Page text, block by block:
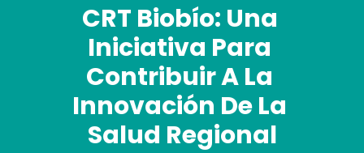
CRT Biobío: Una
Iniciativa Para
Contribuir A La
Innovación De La
Salud Regional